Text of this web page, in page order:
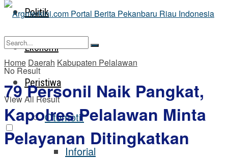
Politik
Ekonomi
Peristiwa
Otomotif
Inforial
No Result
View All Result
Home Daerah Kabupaten Pelalawan
79 Personil Naik Pangkat,
Kapolres Pelalawan Minta
Pelayanan Ditingkatkan